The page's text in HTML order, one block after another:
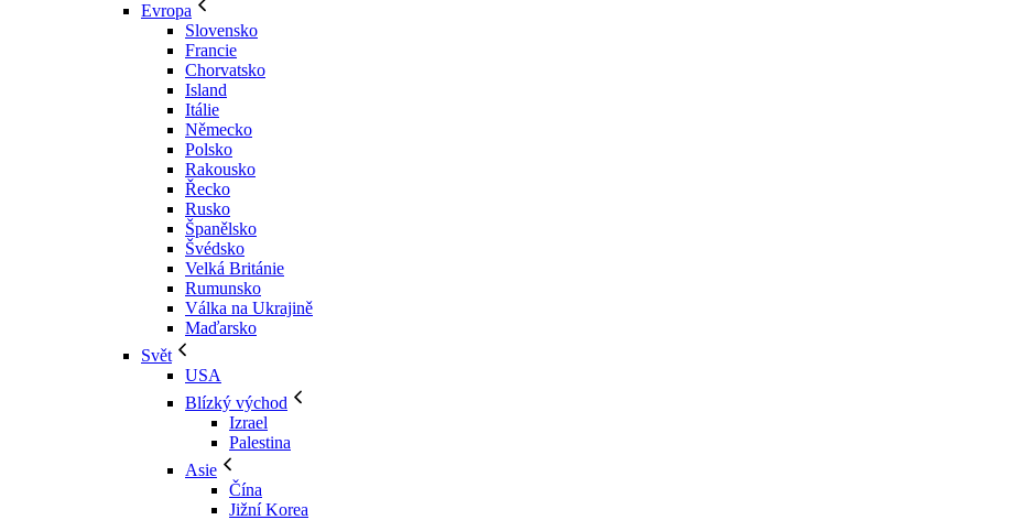
Evropa
Slovensko
Francie
Chorvatsko
Island
Itálie
Německo
Polsko
Rakousko
Řecko
Rusko
Španělsko
Švédsko
Velká Británie
Rumunsko
Válka na Ukrajině
Maďarsko
Svět
USA
Blízký východ
Izrael
Palestina
Asie
Čína
Jižní Korea